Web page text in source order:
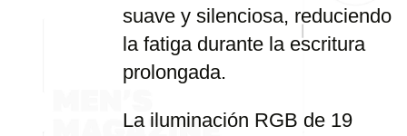
suave y silenciosa, reduciendo
la fatiga durante la escritura
prolongada.
La iluminación RGB de 19